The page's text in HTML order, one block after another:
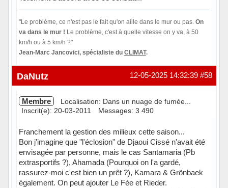
"Le problème, ce n'est pas le fait qu'on aille dans le mur ou pas. On
va dans le mur ! Le problème, c'est à quelle vitesse on y va, à 50
km/h ou à 5 km/h ?"
Jean-Marc Jancovici, spécialiste du CLIMAT.
Hors ligne #58
12-05-2025 14:32:39
DaNutz
Membre
Localisation: Dans un nuage de fumée...
Inscrit(e): 20-03-2011
Messages: 3 490
Franchement la gestion des milieux cette saison...
Bon j'imagine que "l'éclosion" de Djaoui Cissé n'avait été
envisagée par personne, mais le cas Santamaria (Pb
extrasportifs ?), Ahamada (Pourquoi on l'a gardé,
rassurez-moi c'est bien un prêt ?), Kamara & Grönbaek
également. On peut ajouter Le Fée et Rieder.